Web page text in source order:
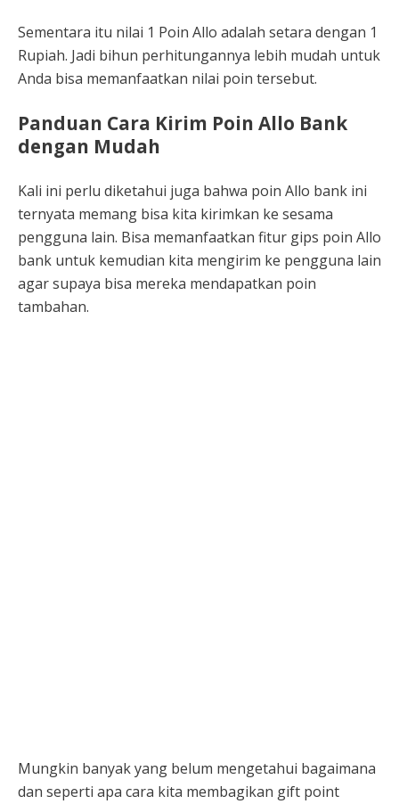
Sementara itu nilai 1 Poin Allo adalah setara dengan 1
Rupiah. Jadi bihun perhitungannya lebih mudah untuk
Anda bisa memanfaatkan nilai poin tersebut.
Panduan Cara Kirim Poin Allo Bank
dengan Mudah
Kali ini perlu diketahui juga bahwa poin Allo bank ini
ternyata memang bisa kita kirimkan ke sesama
pengguna lain. Bisa memanfaatkan fitur gips poin Allo
bank untuk kemudian kita mengirim ke pengguna lain
agar supaya bisa mereka mendapatkan poin
tambahan.
Mungkin banyak yang belum mengetahui bagaimana
dan seperti apa cara kita membagikan gift point